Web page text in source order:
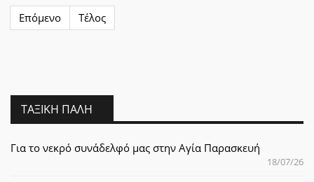
Επόμενο Τέλος
ΤΑΞΙΚΉ ΠΆΛΗ
Για το νεκρό συνάδελφό μας στην Αγία Παρασκευή
18/07/26